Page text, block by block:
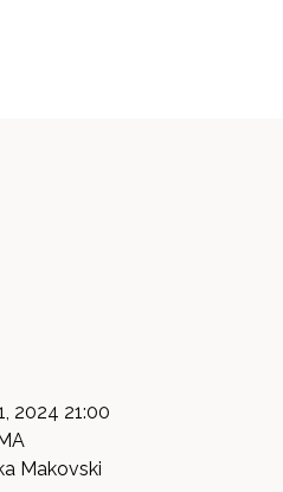
2024 21:00
Makovski